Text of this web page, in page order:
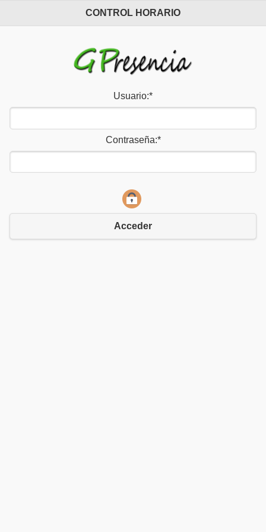
CONTROL HORARIO
Usuario:*
Contraseña:*
Acceder